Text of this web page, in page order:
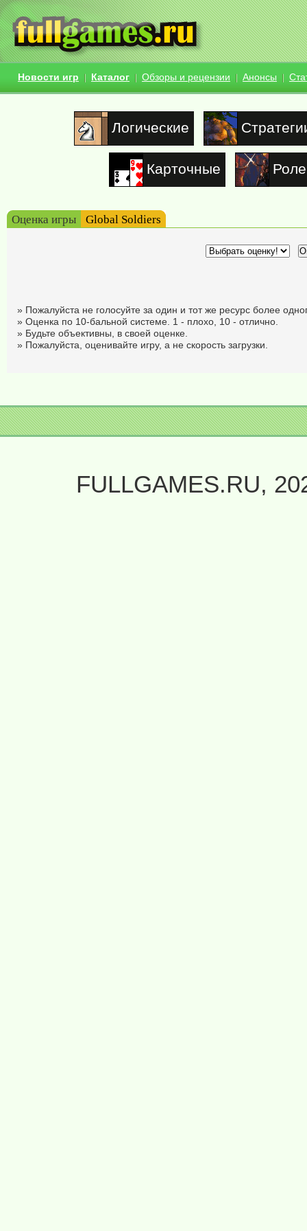
Новости игр Каталог Обзоры и рецензии Анонсы
Логические
Карточные
Оценка игры Global Soldiers
» Пожалуйста не голосуйте за один и тот же ресурс более
» Оценка по 10-бальной системе. 1 - плохо, 10 - отлично.
» Будьте объективны, в своей оценке.
» Пожалуйста, оценивайте игру, а не скорость загрузки.
FULLGAMES.RU,